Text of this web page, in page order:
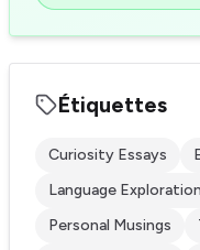
Étiquettes
Curiosity Essays
Language Exploration
Personal Musings